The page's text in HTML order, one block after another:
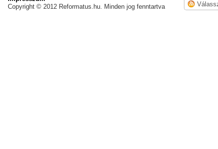
Copyright © 2012 Reformatus.hu. Minden jog fenntartva